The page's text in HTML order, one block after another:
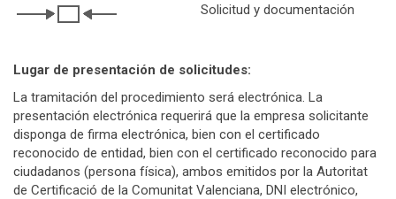
Solicitud y documentación
Lugar de presentación de solicitudes:
La tramitación del procedimiento será electrónica. La
presentación electrónica requerirá que la empresa solicitante
disponga de firma electrónica, bien con el certificado
reconocido de entidad, bien con el certificado reconocido para
ciudadanos (persona física), ambos emitidos por la Autoritat
de Certificació de la Comunitat Valenciana, DNI electrónico,